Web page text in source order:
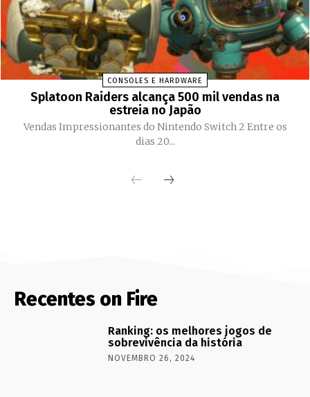
CONSOLES E HARDWARE
Splatoon Raiders alcança 500 mil vendas na
estreia no Japão
Vendas Impressionantes do Nintendo Switch 2 Entre os
dias 20...
Recentes on Fire
Ranking: os melhores jogos de
sobrevivência da história
NOVEMBRO 26, 2024